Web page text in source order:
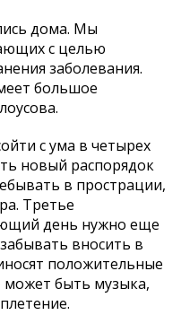
дома. Мы
с целью
заболевания.
большое
с ума в четырех
новый распорядок
в прострации,
Третье
день нужно еще
вносить в
положительные
быть музыка,